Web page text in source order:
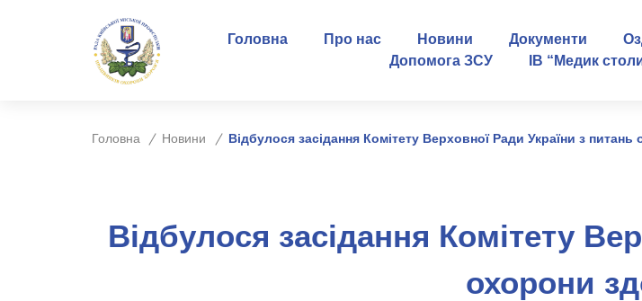
Головна Про нас Новини Документи
Допомога ЗСУ
ІВ “Медик
Головна Новини Відбулося засідання Комітету Верховної Ради України з питань
Відбулося засідання Комітету
охорони